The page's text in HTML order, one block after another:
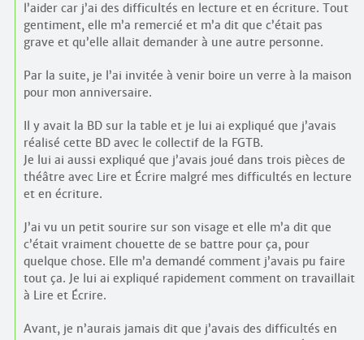
l’aider car j’ai des difficultés en lecture et en écriture. Tout
gentiment, elle m’a remercié et m’a dit que c’était pas
grave et qu’elle allait demander à une autre personne.
Par la suite, je l’ai invitée à venir boire un verre à la maison
pour mon anniversaire.
Il y avait la BD sur la table et je lui ai expliqué que j’avais
réalisé cette BD avec le collectif de la FGTB.
Je lui ai aussi expliqué que j’avais joué dans trois pièces de
théâtre avec Lire et Écrire malgré mes difficultés en lecture
et en écriture.
J’ai vu un petit sourire sur son visage et elle m’a dit que
c’était vraiment chouette de se battre pour ça, pour
quelque chose. Elle m’a demandé comment j’avais pu faire
tout ça. Je lui ai expliqué rapidement comment on travaillait
à Lire et Écrire.
Avant, je n’aurais jamais dit que j’avais des difficultés en